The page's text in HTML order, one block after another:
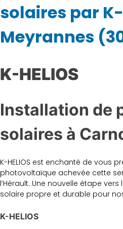
solaires par K-
Meyrannes
K-HELIOS
Installation de
solaires à
K-HELIOS est enchanté de vous
photovoltaïque achevée cette
l’Hérault. Une nouvelle étape
solaire propre et durable pour
K-HELIOS